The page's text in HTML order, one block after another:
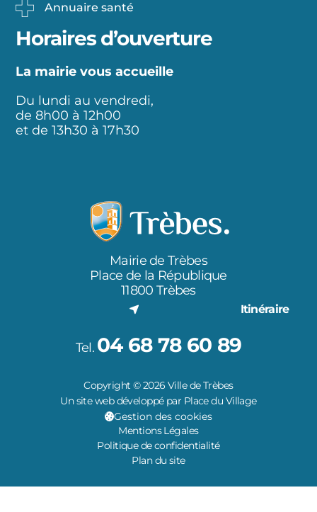
Annuaire santé
Horaires d’ouverture
La mairie vous accueille
Du lundi au vendredi,
de 8h00 à 12h00
et de 13h30 à 17h30
Mairie de Trèbes
Place de la République
11800 Trèbes
Itinéraire
Tel. 04 68 78 60 89
Copyright © 2026 Ville de Trèbes
Un site web développé par Place du Village
Gestion des cookies
Mentions Légales
Politique de confidentialité
Plan du site